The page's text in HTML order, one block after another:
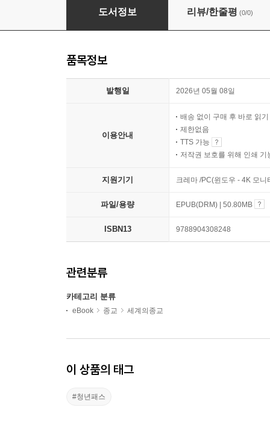
개혁교회의 예배
도서정보 리뷰/한줄평 (0/0)
품목정보
발행일 2026년 05월 08일
이용안내
배송 없이 구매 후 바로 읽기
제한없음
TTS 가능
저작권 보호를 위해 인쇄 기
지원기기 크레마 /PC(윈도우 - 4K 모
파일/용량 EPUB(DRM) | 50.80MB
ISBN13 9788904308248
관련분류
카테고리 분류
eBook 종교 세계의종교
이 상품의 태그
#청년패스